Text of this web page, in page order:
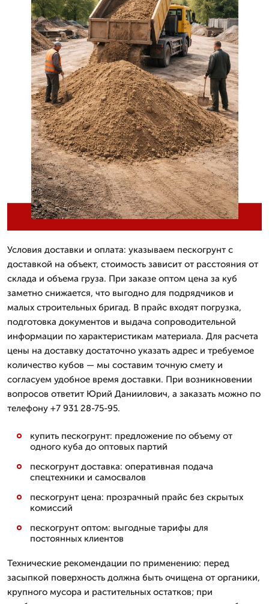
Условия доставки и оплата: указываем пескогрунт с
доставкой на объект, стоимость зависит от расстояния от
склада и объема груза. При заказе оптом цена за куб
заметно снижается, что выгодно для подрядчиков и
малых строительных бригад. В прайс входят погрузка,
подготовка документов и выдача сопроводительной
информации по характеристикам материала. Для расчета
цены на доставку достаточно указать адрес и требуемое
количество кубов — мы составим точную смету и
согласуем удобное время доставки. При возникновении
вопросов ответит Юрий Даниилович, а заказать можно по
телефону +7 931 28-75-95.
купить пескогрунт: предложение по объему от
одного куба до оптовых партий
пескогрунт доставка: оперативная подача
спецтехники и самосвалов
пескогрунт цена: прозрачный прайс без скрытых
комиссий
пескогрунт оптом: выгодные тарифы для
постоянных клиентов
Технические рекомендации по применению: перед
засыпкой поверхность должна быть очищена от органики,
крупного мусора и растительных остатков; при